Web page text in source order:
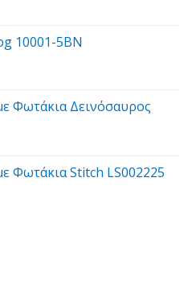
€.
10001-5BN
Φωτάκια Δεινόσαυρος
Φωτάκια Stitch LS002225